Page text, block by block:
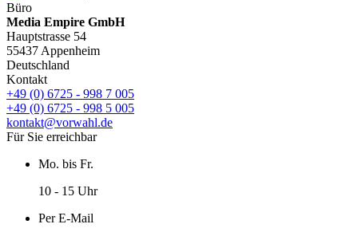
Büro
Media Empire GmbH
Hauptstrasse 54
55437 Appenheim
Deutschland
Kontakt
+49 (0) 6725 - 998 7 005
+49 (0) 6725 - 998 5 005
kontakt@vorwahl.de
Für Sie erreichbar
Mo. bis Fr.
10 - 15 Uhr
Per E-Mail